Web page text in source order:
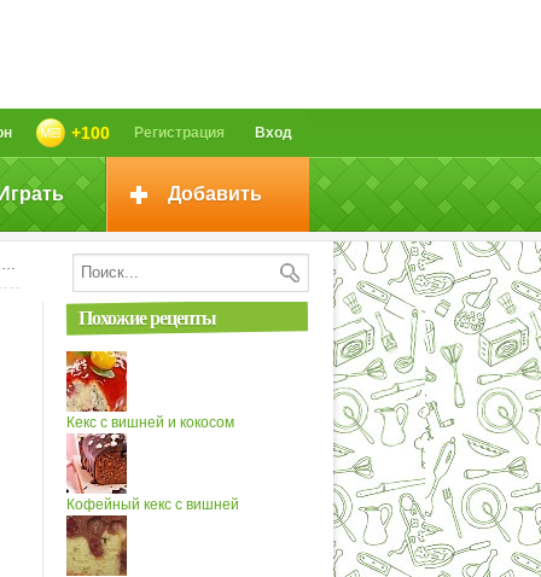
Вход
Регистрация
+100
Добавить
Похожие рецепты
Кекс с вишней и кокосом
Кофейный кекс с вишней